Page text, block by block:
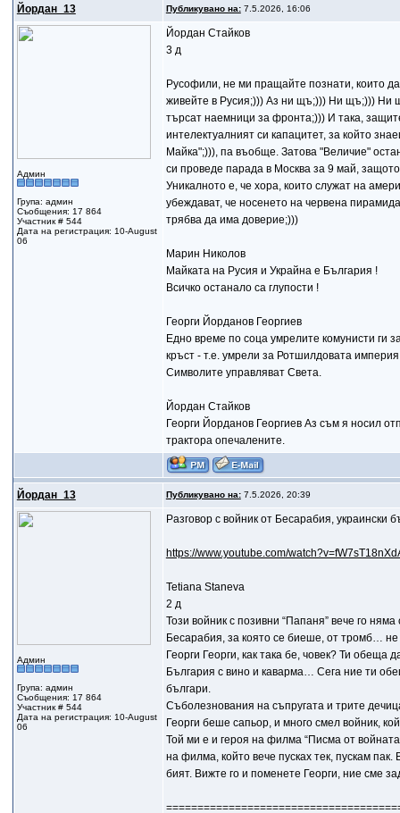
Йордан_13 Публикувано на:7.5.2026, 16:06
Админ
Група: админ
Съобщения: 17 864
Участник # 544
Дата на регистрация: 10-August
06
Йордан Стайков
3 д
Русофили, не ми пращайте познати, които
живейте в Русия;))) Аз ни щъ;))) Ни щъ;))) Ни
търсат наемници за фронта;))) И така,
интелектуалният си капацитет, за който
Майка";))), па въобще. Затова "Величие"
си проведе парада в Москва за 9 май,
Уникалното е, че хора, които служат на
убеждават, че носенето на червена
трябва да има доверие;)))
Марин Николов
Майката на Русия и Украйна е България !
Всичко останало са глупости !
Георги Йорданов Георгиев
Едно време по соца умрелите комунисти ги
кръст - т.е. умрели за Ротшилдовата
Символите управляват Света.
Йордан Стайков
Георги Йорданов Георгиев Аз съм я носил
трактора опечалените.
Йордан_13 Публикувано на:7.5.2026, 20:39
Админ
Група: админ
Съобщения: 17 864
Участник # 544
Дата на регистрация: 10-August
06
Разговор с войник от Бесарабия, украински
https://www.youtube.com/
Tetiana Staneva
2 д
Този войник с позивни “Папаня” вече го
Бесарабия, за която се биеше, от тромб…
Георги Георги, как така бе, човек? Ти
България с вино и каварма… Сега ние ти
българи.
Съболезнования на съпругата и трите
Георги беше сапьор, и много смел войник,
Той ми е и героя на филма “Писма от
на филма, който вече пусках тек, пускам
бият. Вижте го и поменете Георги, ние сме